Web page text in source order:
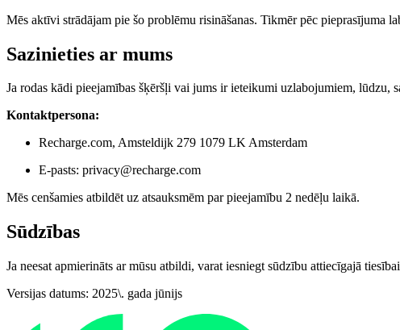
Mēs aktīvi strādājam pie šo problēmu risināšanas. Tikmēr pēc pieprasījuma
Sazinieties ar mums
Ja rodas kādi pieejamības šķēršļi vai jums ir ieteikumi uzlabojumiem, lūdzu,
Kontaktpersona:
Recharge.com, Amsteldijk 279 1079 LK Amsterdam
E-pasts: privacy@recharge.com
Mēs cenšamies atbildēt uz atsauksmēm par pieejamību 2 nedēļu laikā.
Sūdzības
Ja neesat apmierināts ar mūsu atbildi, varat iesniegt sūdzību attiecīgajā
Versijas datums: 2025\. gada jūnijs